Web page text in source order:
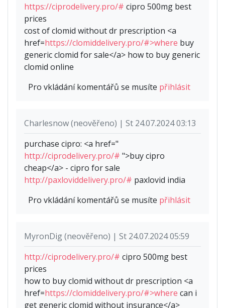
https://ciprodelivery.pro/# cipro 500mg best
prices
cost of clomid without dr prescription <a
href=https://clomiddelivery.pro/#>where buy
generic clomid for sale</a> how to buy generic
clomid online
Pro vkládání komentářů se musíte přihlásit
Charlesnow (neověřeno) | St 24.07.2024 03:13
purchase cipro: <a href="
http://ciprodelivery.pro/# ">buy cipro
cheap</a> - cipro for sale
http://paxloviddelivery.pro/# paxlovid india
Pro vkládání komentářů se musíte přihlásit
MyronDig (neověřeno) | St 24.07.2024 05:59
http://ciprodelivery.pro/# cipro 500mg best
prices
how to buy clomid without dr prescription <a
href=https://clomiddelivery.pro/#>where can i
get generic clomid without insurance</a>